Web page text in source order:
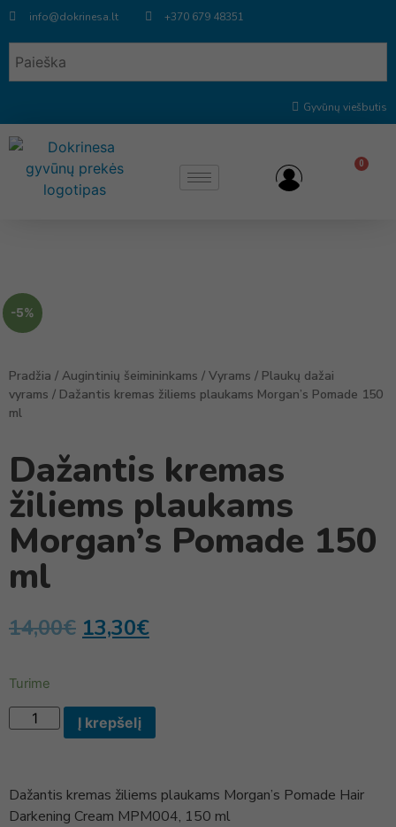
info@dokrinesa.lt +370 679 48351
Gyvūnų viešbutis
0
-5%
Pradžia / Augintinių šeimininkams / Vyrams / Plaukų dažai
vyrams / Dažantis kremas žiliems plaukams Morgan’s Pomade 150
ml
Dažantis kremas
žiliems plaukams
Morgan’s Pomade 150
ml
14,00€ 13,30€
Turime
Į krepšelį
Dažantis kremas žiliems plaukams Morgan’s Pomade Hair
Darkening Cream MPM004, 150 ml